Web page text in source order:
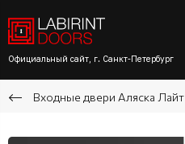
Официальный сайт, г. Санкт-Петербург
Входные двери Аляска Лайт